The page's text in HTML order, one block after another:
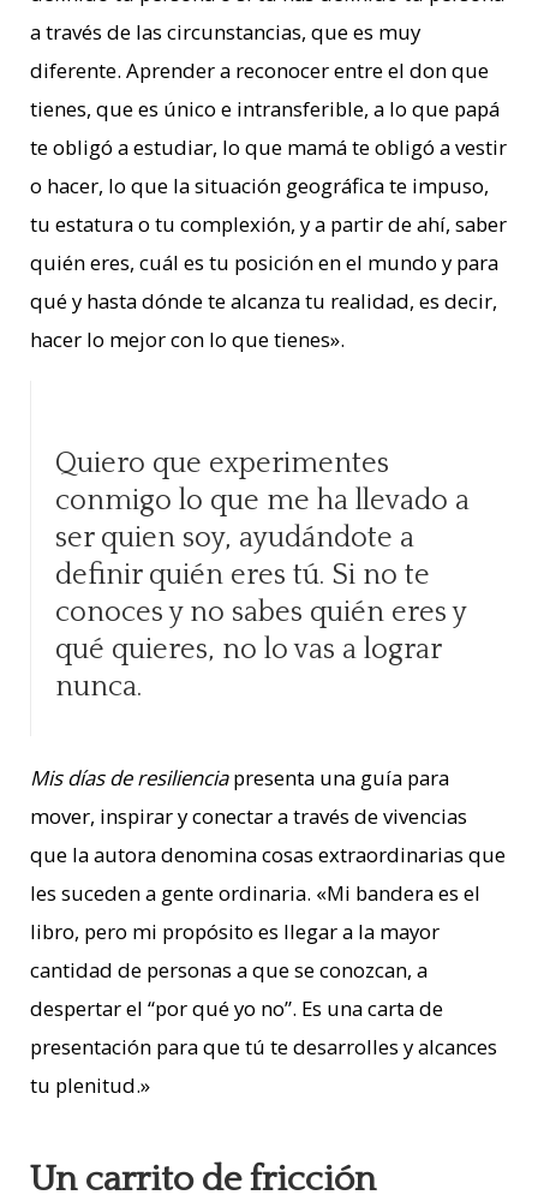
a través de las circunstancias, que es muy
diferente. Aprender a reconocer entre el don que
tienes, que es único e intransferible, a lo que papá
te obligó a estudiar, lo que mamá te obligó a vestir
o hacer, lo que la situación geográfica te impuso,
tu estatura o tu complexión, y a partir de ahí, saber
quién eres, cuál es tu posición en el mundo y para
qué y hasta dónde te alcanza tu realidad, es decir,
hacer lo mejor con lo que tienes».
Quiero que experimentes
conmigo lo que me ha llevado a
ser quien soy, ayudándote a
definir quién eres tú. Si no te
conoces y no sabes quién eres y
qué quieres, no lo vas a lograr
nunca.
Mis días de resilienciapresenta una guía para
mover, inspirar y conectar a través de vivencias
que la autora denomina cosas extraordinarias que
les suceden a gente ordinaria. «Mi bandera es el
libro, pero mi propósito es llegar a la mayor
cantidad de personas a que se conozcan, a
despertar el “por qué yo no”. Es una carta de
presentación para que tú te desarrolles y alcances
tu plenitud.»
Un carrito de fricción